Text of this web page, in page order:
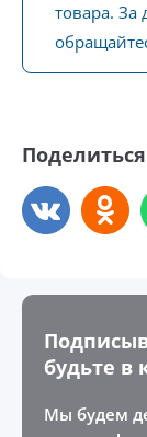
товара.
будьте в
Мы будем